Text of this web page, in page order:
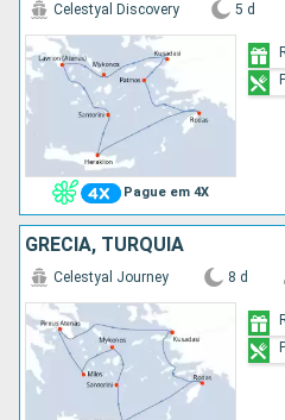
Pague em 4X
Celestyal Discovery 5 d
GRÉCIA, TURQUIA
Celestyal Journey 8 d